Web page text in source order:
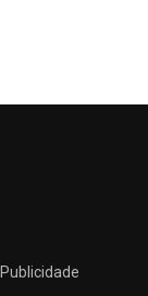
Publicidade